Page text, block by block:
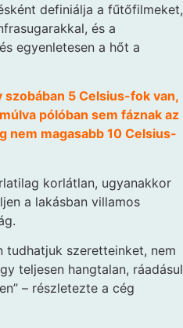
definiálja a fűtőfilmeket,
és a
egyenletesen a hőt a
5 Celsius-fok van,
pólóban sem fáznak az
nem magasabb 10 Celsius-
korlátlan, ugyanakkor
a lakásban villamos
tudhatjuk szeretteinket, nem
teljesen hangtalan, ráadásul
– részletezte a cég